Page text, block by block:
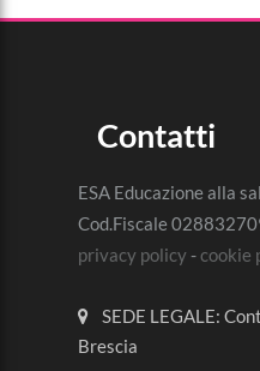
Contatti
ESA Educazione alla
Cod.Fiscale
privacy policy-cookie
SEDE LEGALE:
Brescia